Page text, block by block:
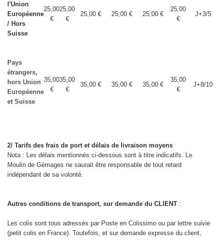
l'Union
Européenne
/ Hors
Suisse
25,00
€
25,00
€
25,00 € 25,00 € 25,00 €
25,00
€
J+3/5
Pays
étrangers,
hors Union
Européenne
et Suisse
35,00
€
35,00
€
35,00 € 35,00 € 35,00 €
35,00
€
J+8/10
2/ Tarifs des frais de port et délais de livraison moyens
Nota : Les délais mentionnés ci-dessous sont à titre indicatifs. Le
Moulin de Gémages ne saurait être responsable de tout retard
indépendant de sa volonté.
Autres conditions de transport, sur demande du CLIENT :
Les colis sont tous adressés par Poste en Colissimo ou par lettre suivie
(petit colis en France). Toutefois, et sur demande expresse du client,